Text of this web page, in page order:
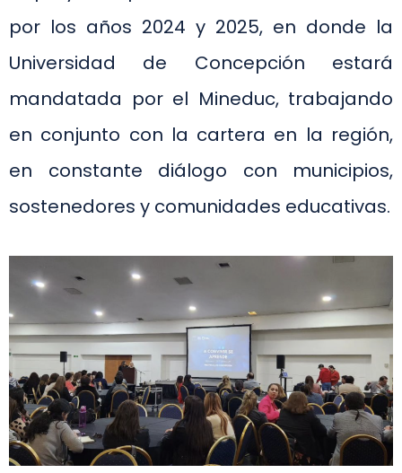
por los años 2024 y 2025, en donde la
Universidad de Concepción estará
mandatada por el Mineduc, trabajando
en conjunto con la cartera en la región,
en constante diálogo con municipios,
sostenedores y comunidades educativas.